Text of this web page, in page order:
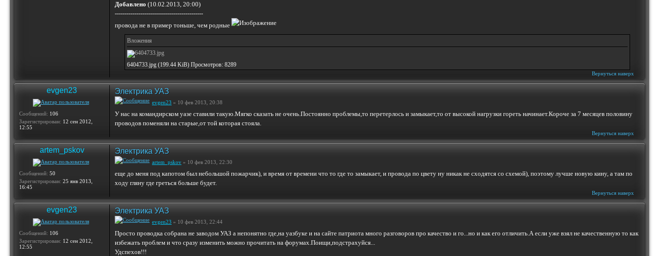
Добавлено (10.02.2013, 20:00)
---------------------------------------------
провода не в пример тоньше, чем родные
Вложения
6404733.jpg (199.44 KiB) Просмотров: 8289
Вернуться наверх
evgen23
Сообщений: 106
Зарегистрирован: 12 сен 2012,
12:55
Электрика УАЗ
evgen23 » 10 фев 2013, 20:38
У нас на командирском уазе ставили такую.Мягко сказать не очень.Постоянно проблемы,то перетерлось и замыкает,то от высокой нагрузки гореть начинает.Короче за 7 месяцев половину
проводов поменяли на старые,от той которая стояла.
Вернуться наверх
artem_pskov
Сообщений: 50
Зарегистрирован: 25 янв 2013,
16:45
Электрика УАЗ
artem_pskov » 10 фев 2013, 22:30
еще до меня под капотом был небольшой пожарчик), и время от времени что то где то замыкает, и провода по цвету ну никак не сходятся со схемой), поэтому лучше новую кину, а там по
ходу гляну где греться больше будет.
Вернуться наверх
evgen23
Сообщений: 106
Зарегистрирован: 12 сен 2012,
12:55
Электрика УАЗ
evgen23 » 10 фев 2013, 22:44
Просто проводка собрана не заводом УАЗ а непонятно где,на уазбуке и на сайте патриота много разговоров про качество и го...но и как его отличить.А если уже взял не качественную то как
избежать проблем и что сразу изменить можно прочитать на форумах.Поищи,подстрахуйся...
Удспехов!!!